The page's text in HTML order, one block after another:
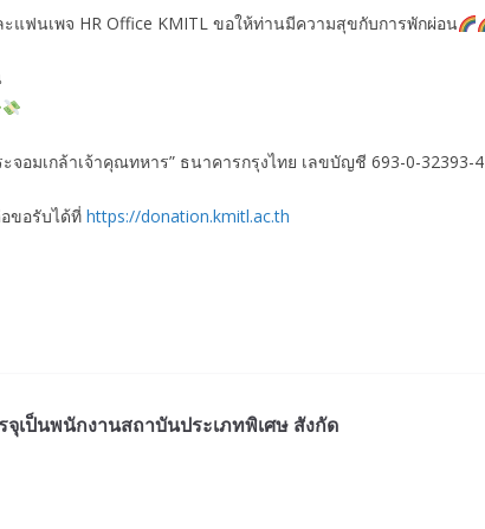
แฟนเพจ HR Office KMITL ขอให้ท่านมีความสุขกับการพักผ่อน
จอมเกล้าเจ้าคุณทหาร” ธนาคารกรุงไทย เลขบัญชี 693-0-32393-4
ขอรับได้ที่ https://donation.kmitl.ac.th
เป็นพนักงานสถาบันประเภทพิเศษ สังกัด